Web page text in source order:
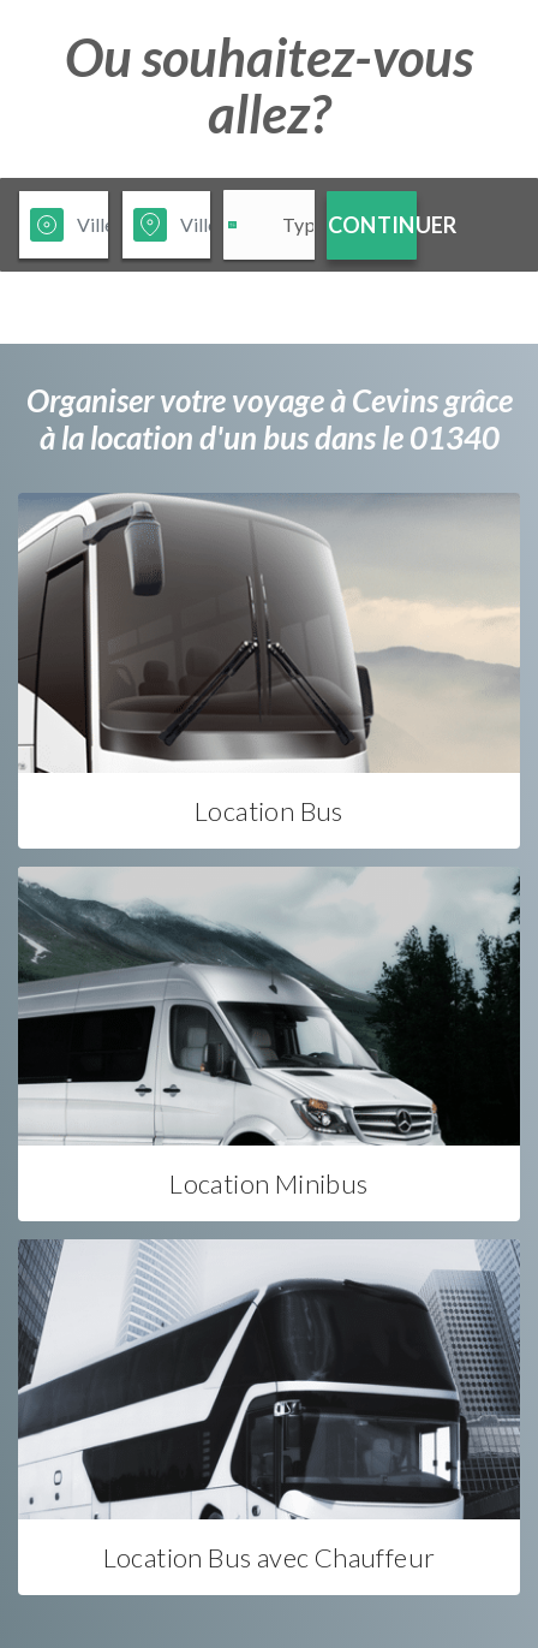
Ou souhaitez-vous
allez?
CONTINUER
Organiser votre voyage à Cevins grâce
à la location d'un bus dans le 01340
Location Bus
Location Minibus
Location Bus avec Chauffeur